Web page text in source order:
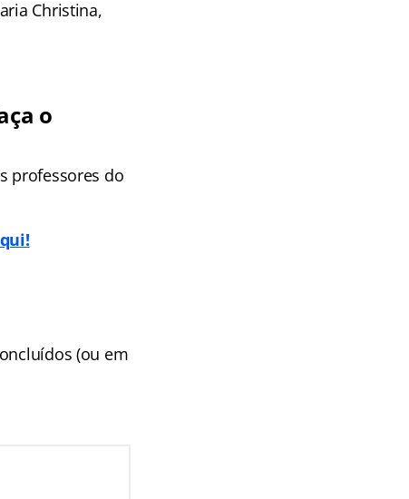
Christina,
o
professores do
(ou em